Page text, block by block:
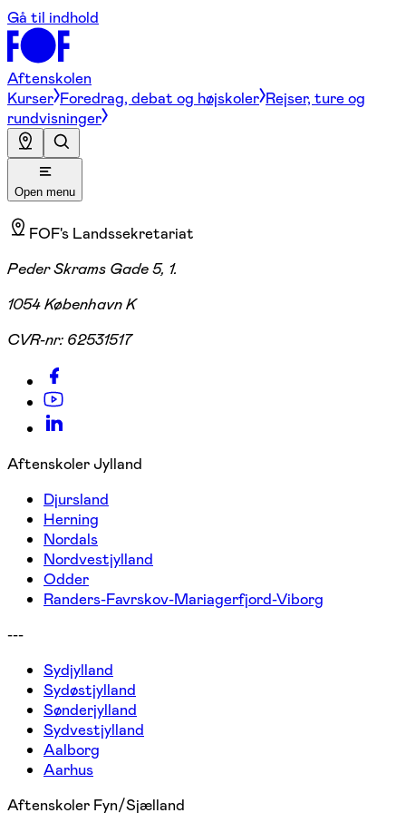
Gå til indhold
Aftenskolen
Kurser Foredrag, debat og højskoler Rejser, ture og
rundvisninger
Open menu
FOF's Landssekretariat
Peder Skrams Gade 5, 1.
1054 København K
CVR-nr: 62531517
Aftenskoler Jylland
Djursland
Herning
Nordals
Nordvestjylland
Odder
Randers-Favrskov-Mariagerfjord-Viborg
---
Sydjylland
Sydøstjylland
Sønderjylland
Sydvestjylland
Aalborg
Aarhus
Aftenskoler Fyn/Sjælland